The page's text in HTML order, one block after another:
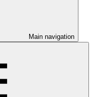
Main navigation